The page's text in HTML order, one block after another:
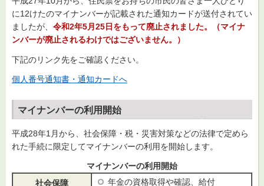
に12けたのマイナンバーが記載された通知カードが送付されてい
ましたが、 令和2年5月25日をもって廃止されました。（マイナ
ンバーが廃止されるわけではございません。）
下記のリンク先をご確認ください。
個人番号通知書・通知カードへ
マイナンバーの利用開始
平成28年1月から、社会保障・税・災害対策などの法律で定めら
れた手続に限定してマイナンバーの利用を開始します。
マイナンバーの利用開始
社会保障
年金の資格取得や確認、給付